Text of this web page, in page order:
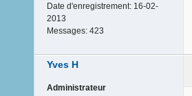
Date d'enregistrement: 16-02-
2013
Messages: 423
Yves H
Administrateur